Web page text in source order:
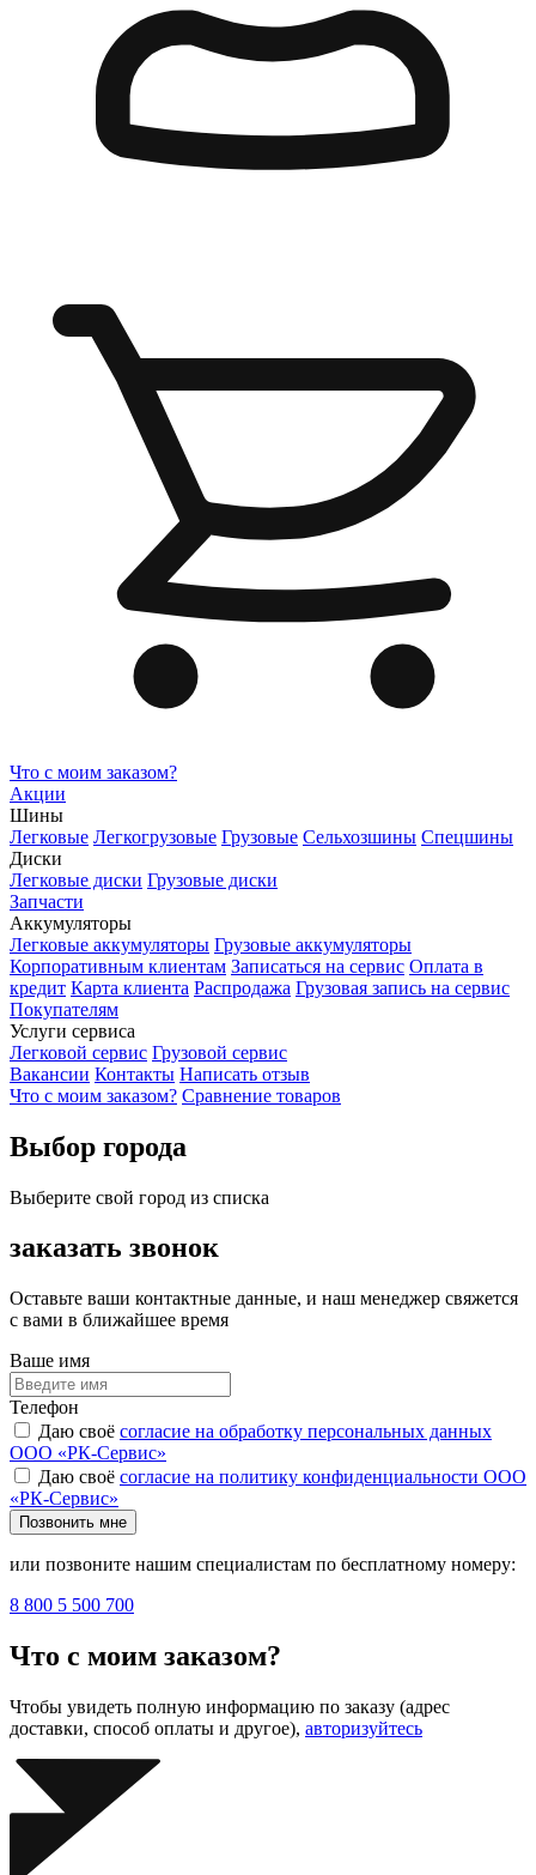
Что с моим заказом?
Акции
Шины
Легковые Легкогрузовые Грузовые Сельхозшины Спецшины
Диски
Легковые диски Грузовые диски
Запчасти
Аккумуляторы
Легковые аккумуляторы Грузовые аккумуляторы
Корпоративным клиентам Записаться на сервис Оплата в
кредит Карта клиента Распродажа Грузовая запись на сервис
Покупателям
Услуги сервиса
Легковой сервис Грузовой сервис
Вакансии Контакты Написать отзыв
Что с моим заказом? Сравнение товаров
Выбор города
Выберите свой город из списка
заказать звонок
Оставьте ваши контактные данные, и наш менеджер свяжется
с вами в ближайшее время
Ваше имя
Телефон
Даю своё согласие на обработку персональных данных
ООО «РК-Сервис»
Даю своё согласие на политику конфиденциальности ООО
«РК-Сервис»
Позвонить мне
или позвоните нашим специалистам по бесплатному номеру:
8 800 5 500 700
Что с моим заказом?
Чтобы увидеть полную информацию по заказу (адрес
доставки, способ оплаты и другое), авторизуйтесь